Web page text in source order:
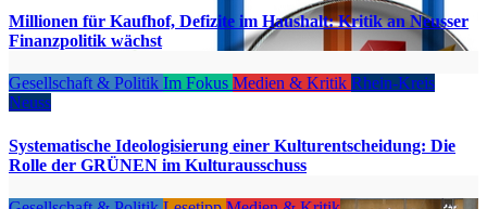
Millionen für Kaufhof, Defizite im Haushalt: Kritik an Neusser
Finanzpolitik wächst
Gesellschaft & Politik Im Fokus Medien & Kritik Rhein-Kreis
Neuss
Systematische Ideologisierung einer Kulturentscheidung: Die
Rolle der GRÜNEN im Kulturausschuss